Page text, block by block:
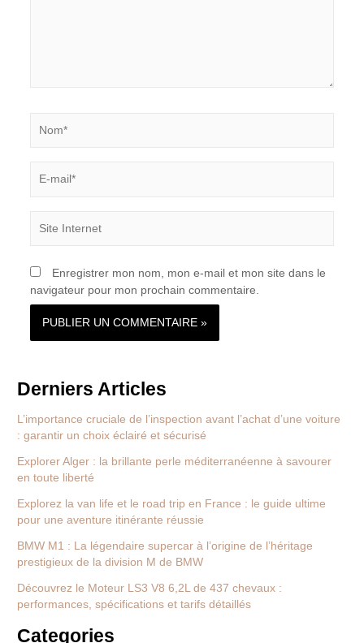
mail*
Internet
Enregistrer mon nom, mon e-mail et mon site dans le
navigateur pour mon prochain commentaire.
Derniers Articles
L’importance cruciale de l’inspection avant l’achat d’une voiture
: garantir un choix éclairé et sécurisé
Explorer Alger : la brillante perle méditerranéenne à savourer
en toute liberté
Explorez la van life et le road trip en France : le guide ultime
pour une aventure itinérante réussie
BMW M1 : La légendaire supercar à l’origine de l’héritage
prestigieux de la division M de BMW
Découvrez le Moteur LS3 V8 6,2L de 437 chevaux :
performances, spécifications et tarifs détaillés
Categories